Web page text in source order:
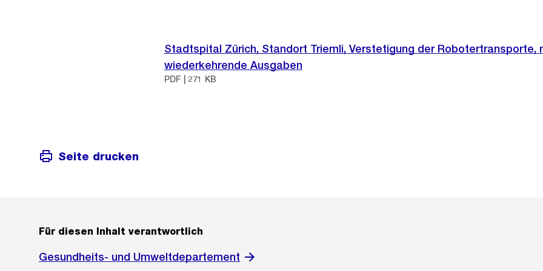
Stadtspital Zürich, Standort Triemli, Verstetigung der Robotertransporte,
wiederkehrende Ausgaben
PDF | 271 KB
Seite drucken
Für diesen Inhalt verantwortlich
Gesundheits- und Umweltdepartement